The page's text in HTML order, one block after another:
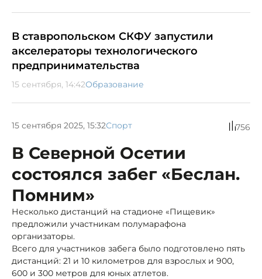
В ставропольском СКФУ запустили
акселераторы технологического
предпринимательства
15 сентября, 14:42Образование
15 сентября 2025, 15:32Спорт 756
В Северной Осетии
состоялся забег «Беслан.
Помним»
Несколько дистанций на стадионе «Пищевик»
предложили участникам полумарафона
организаторы.
Всего для участников забега было подготовлено пять
дистанций: 21 и 10 километров для взрослых и 900,
600 и 300 метров для юных атлетов.